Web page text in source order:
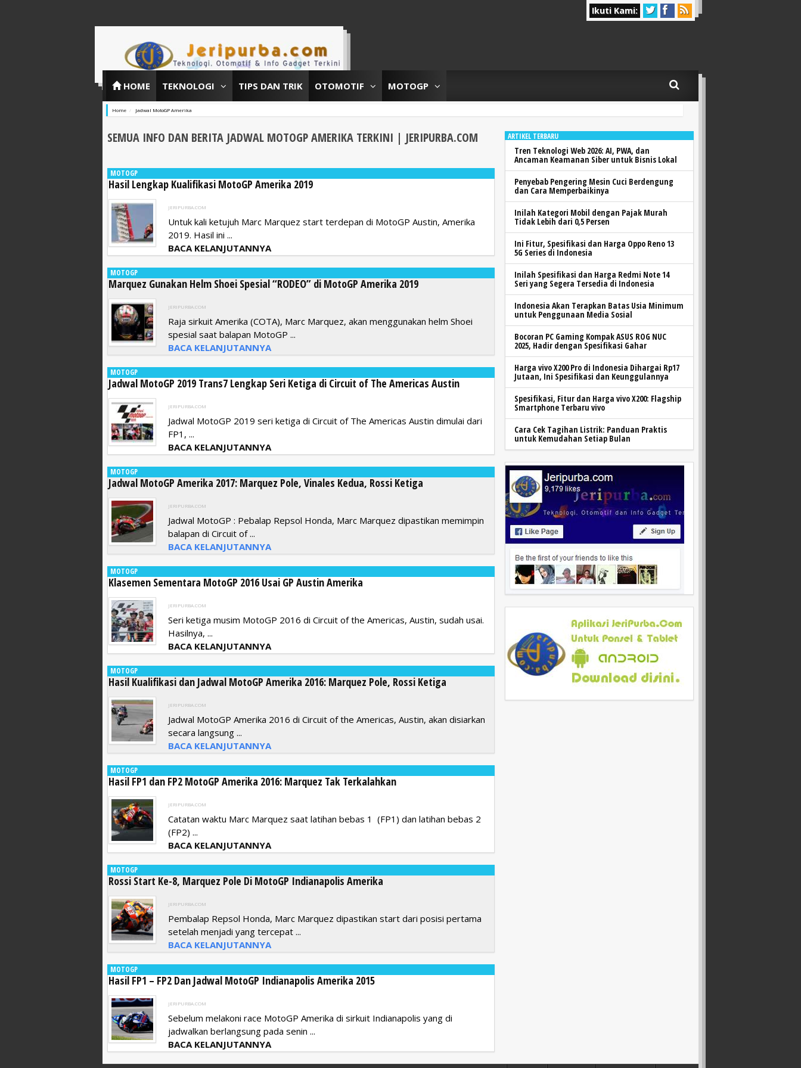
Ikuti Kami:
HOME TEKNOLOGI TIPS DAN TRIK OTOMOTIF MOTOGP
Home Jadwal MotoGP Amerika
SEMUA INFO DAN BERITA JADWAL MOTOGP AMERIKA TERKINI | JERIPURBA.COM
MOTOGP
Hasil Lengkap Kualifikasi MotoGP Amerika 2019
JERIPURBA.COM
Untuk kali ketujuh Marc Marquez start terdepan di MotoGP Austin, Amerika
2019. Hasil ini ...
BACA KELANJUTANNYA
MOTOGP
Marquez Gunakan Helm Shoei Spesial “RODEO” di MotoGP Amerika 2019
JERIPURBA.COM
Raja sirkuit Amerika (COTA), Marc Marquez, akan menggunakan helm Shoei
spesial saat balapan MotoGP ...
BACA KELANJUTANNYA
MOTOGP
Jadwal MotoGP 2019 Trans7 Lengkap Seri Ketiga di Circuit of The Americas Austin
JERIPURBA.COM
Jadwal MotoGP 2019 seri ketiga di Circuit of The Americas Austin dimulai dari
FP1, ...
BACA KELANJUTANNYA
MOTOGP
Jadwal MotoGP Amerika 2017: Marquez Pole, Vinales Kedua, Rossi Ketiga
JERIPURBA.COM
Jadwal MotoGP : Pebalap Repsol Honda, Marc Marquez dipastikan memimpin
balapan di Circuit of ...
BACA KELANJUTANNYA
MOTOGP
Klasemen Sementara MotoGP 2016 Usai GP Austin Amerika
JERIPURBA.COM
Seri ketiga musim MotoGP 2016 di Circuit of the Americas, Austin, sudah usai.
Hasilnya, ...
BACA KELANJUTANNYA
MOTOGP
Hasil Kualifikasi dan Jadwal MotoGP Amerika 2016: Marquez Pole, Rossi Ketiga
JERIPURBA.COM
Jadwal MotoGP Amerika 2016 di Circuit of the Americas, Austin, akan disiarkan
secara langsung ...
BACA KELANJUTANNYA
MOTOGP
Hasil FP1 dan FP2 MotoGP Amerika 2016: Marquez Tak Terkalahkan
JERIPURBA.COM
Catatan waktu Marc Marquez saat latihan bebas 1 (FP1) dan latihan bebas 2
(FP2) ...
BACA KELANJUTANNYA
MOTOGP
Rossi Start Ke-8, Marquez Pole Di MotoGP Indianapolis Amerika
JERIPURBA.COM
Pembalap Repsol Honda, Marc Marquez dipastikan start dari posisi pertama
setelah menjadi yang tercepat ...
BACA KELANJUTANNYA
MOTOGP
Hasil FP1 – FP2 Dan Jadwal MotoGP Indianapolis Amerika 2015
JERIPURBA.COM
Sebelum melakoni race MotoGP Amerika di sirkuit Indianapolis yang di
jadwalkan berlangsung pada senin ...
BACA KELANJUTANNYA
ARTIKEL TERBARU
Tren Teknologi Web 2026: AI, PWA, dan
Ancaman Keamanan Siber untuk Bisnis Lokal
Penyebab Pengering Mesin Cuci Berdengung
dan Cara Memperbaikinya
Inilah Kategori Mobil dengan Pajak Murah
Tidak Lebih dari 0,5 Persen
Ini Fitur, Spesifikasi dan Harga Oppo Reno 13
5G Series di Indonesia
Inilah Spesifikasi dan Harga Redmi Note 14
Seri yang Segera Tersedia di Indonesia
Indonesia Akan Terapkan Batas Usia Minimum
untuk Penggunaan Media Sosial
Bocoran PC Gaming Kompak ASUS ROG NUC
2025, Hadir dengan Spesifikasi Gahar
Harga vivo X200 Pro di Indonesia Dihargai Rp17
Jutaan, Ini Spesifikasi dan Keunggulannya
Spesifikasi, Fitur dan Harga vivo X200: Flagship
Smartphone Terbaru vivo
Cara Cek Tagihan Listrik: Panduan Praktis
untuk Kemudahan Setiap Bulan